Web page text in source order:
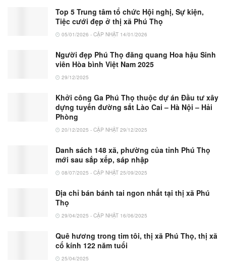
Top 5 Trung tâm tổ chức Hội nghị, Sự kiện,
Tiệc cưới đẹp ở thị xã Phú Thọ
05/01/2026 - CẬP NHẬT 14/01/2026
Người đẹp Phú Thọ đăng quang Hoa hậu Sinh
viên Hòa bình Việt Nam 2025
29/12/2025
Khởi công Ga Phú Thọ thuộc dự án Đầu tư xây
dựng tuyến đường sắt Lào Cai – Hà Nội – Hải
Phòng
20/12/2025 - CẬP NHẬT 29/12/2025
Danh sách 148 xã, phường của tỉnh Phú Thọ
mới sau sắp xếp, sáp nhập
08/07/2025 - CẬP NHẬT 25/09/2025
Địa chỉ bán bánh tai ngon nhất tại thị xã Phú
Thọ
29/04/2025 - CẬP NHẬT 16/06/2025
Quê hương trong tim tôi, thị xã Phú Thọ, thị xã
cổ kính 122 năm tuổi
25/04/2025